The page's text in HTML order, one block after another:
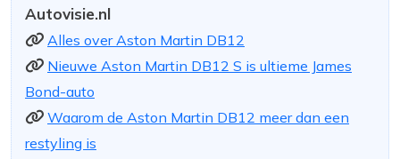
Autovisie.nl
Alles over Aston Martin DB12
Nieuwe Aston Martin DB12 S is ultieme James
Bond-auto
Waarom de Aston Martin DB12 meer dan een
restyling is